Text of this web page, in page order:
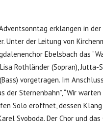
erklangen in
Unter der Leitung von
Ebelsbach das
Rothländer (Sopran),
vorgetragen. Im
der Sternenbahn”, “Wir
Solo eröffnet, dessen
Svoboda. Der Chor und